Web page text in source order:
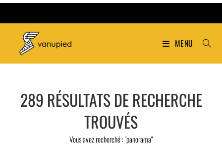
MENU
289 RÉSULTATS DE RECHERCHE
TROUVÉS
Vous avez recherché : "panorama"